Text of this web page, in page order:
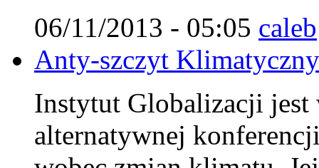
06/11/2013 - 05:05 caleb
Anty-szczyt
Instytut Globalizacji jest
alternatywnej